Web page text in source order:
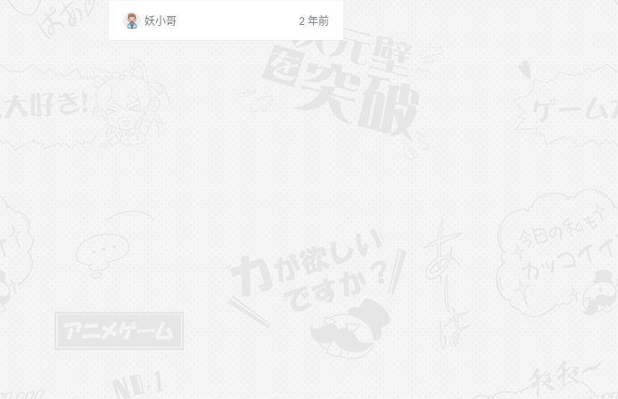
兵》并在影片饰演某角色，以及电影《夏至
未至》。 2019年3月，参加山东卫视筹备多
时的国内首档大型家长成长类真人秀《育儿
妖小哥 2 年前